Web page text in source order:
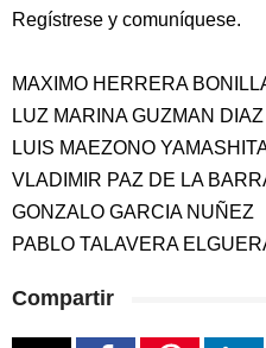
Regístrese y comuníquese.
MAXIMO HERRERA
LUZ MARINA GUZMAN DIAZ
LUIS MAEZONO
VLADIMIR PAZ DE LA
GONZALO GARCIA NUÑEZ
PABLO TALAVERA
Compartir